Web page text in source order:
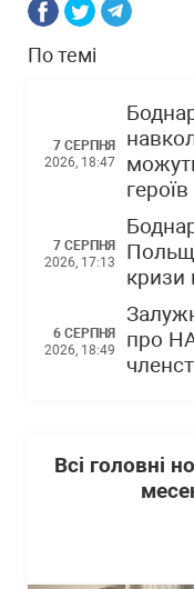
По темі
7 СЕРПНЯ
2026, 18:47
героїв
7 СЕРПНЯ
2026, 17:13
кризи
6 СЕРПНЯ
2026, 18:49
про
Всі головні